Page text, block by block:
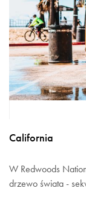
California
W Redwoods
drzewo świata -